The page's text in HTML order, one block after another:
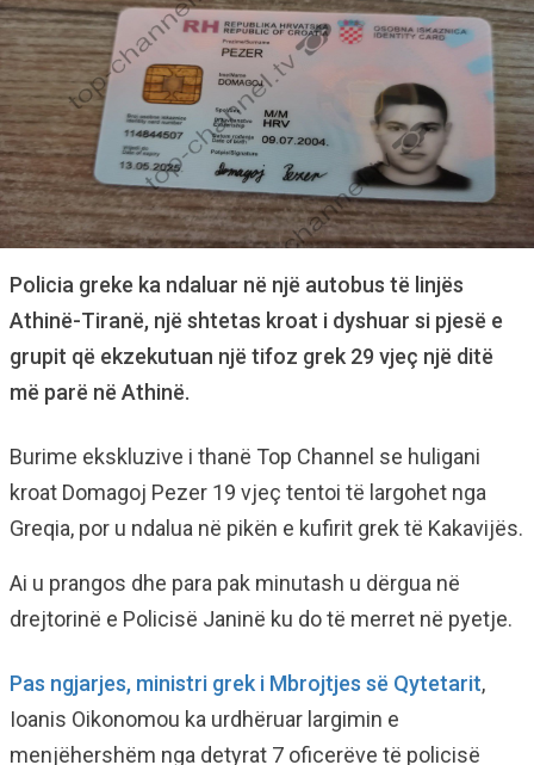
Policia greke ka ndaluar në një autobus të linjës
Athinë-Tiranë, një shtetas kroat i dyshuar si pjesë e
grupit që ekzekutuan një tifoz grek 29 vjeç një ditë
më parë në Athinë.
Burime ekskluzive i thanë Top Channel se huligani
kroat Domagoj Pezer 19 vjeç tentoi të largohet nga
Greqia, por u ndalua në pikën e kufirit grek të Kakavijës.
Ai u prangos dhe para pak minutash u dërgua në
drejtorinë e Policisë Janinë ku do të merret në pyetje.
Pas ngjarjes, ministri grek i Mbrojtjes së Qytetarit,
Ioanis Oikonomou ka urdhëruar largimin e
menjëhershëm nga detyrat 7 oficerëve të policisë